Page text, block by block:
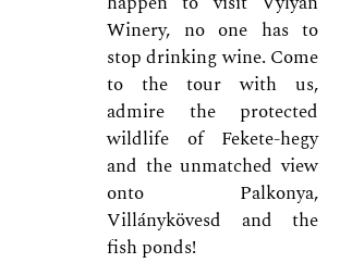
Winery, no one has to
stop drinking wine. Come
to the tour with us,
admire the protected
wildlife of Fekete-hegy
and the unmatched view
onto Palkonya,
Villánykövesd and the
fish ponds!